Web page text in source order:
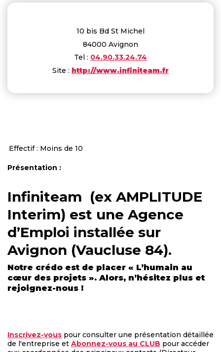
10 bis Bd St Michel
84000 Avignon
Tel : 04.90.33.24.74
Site : http://www.infiniteam.fr
Effectif : Moins de 10
Présentation :
Infiniteam (ex AMPLITUDE
Interim) est une Agence
d’Emploi installée sur
Avignon (Vaucluse 84).
Notre crédo est de placer « L’humain au
cœur des projets ». Alors, n’hésitez plus et
rejoignez-nous !
Inscrivez-vous pour consulter une présentation détaillée
de l'entreprise et Abonnez-vous au CLUB pour accéder